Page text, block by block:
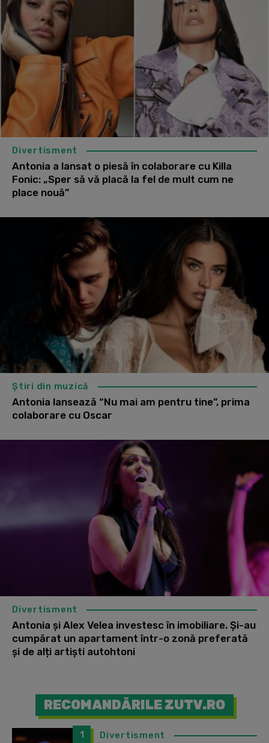
Divertisment
Antonia a lansat o piesă în colaborare cu Killa
Fonic: „Sper să vă placă la fel de mult cum ne
place nouă”
Știri din muzică
Antonia lansează “Nu mai am pentru tine”, prima
colaborare cu Oscar
Divertisment
Antonia și Alex Velea investesc în imobiliare. Și-au
cumpărat un apartament într-o zonă preferată
și de alți artiști autohtoni
RECOMANDĂRILE ZUTV.RO
1 Divertisment